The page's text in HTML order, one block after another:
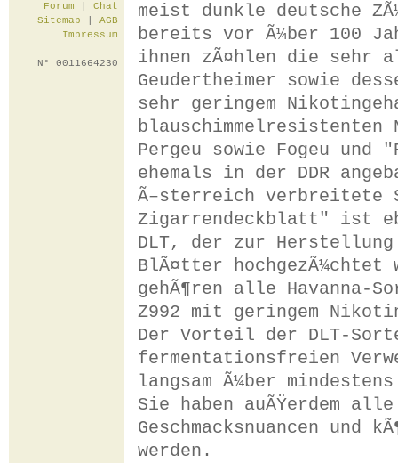
Forum
Chat
Sitemap
AGB
Impressum
N° 0011664230
meist dunkle deutsche
bereits vor Ã¼ber 100
ihnen zÃ¤hlen die sehr
Geudertheimer sowie
sehr geringem
blauschimmelresistenten
Pergeu sowie Fogeu
ehemals in der DDR
Ã–sterreich verbreitete
Zigarrendeckblatt" ist
DLT, der zur
BlÃ¤tter hochgezÃ¼chtet
gehÃ¶ren alle Havanna-
Z992 mit geringem
Der Vorteil der DLT-
fermentationsfreien
langsam Ã¼ber
Sie haben auÃŸerdem
Geschmacksnuancen und
werden.